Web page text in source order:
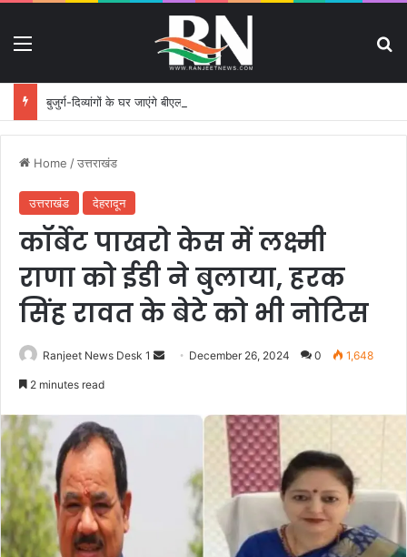
बुजुर्ग-दिव्यांगों के घर जाएंगे बीएलओ, करेंगे नोटिसों का निस्तारण
Home /उत्तराखंड
उत्तराखंड देहरादून
कॉर्बेट पाखरो केस में लक्ष्मी
राणा को ईडी ने बुलाया, हरक
सिंह रावत के बेटे को भी नोटिस
Ranjeet News Desk 1 December 26, 2024 0 1,648
2 minutes read